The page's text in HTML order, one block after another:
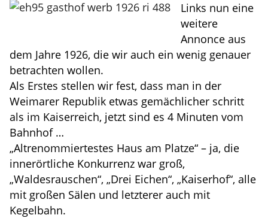
Links nun eine
weitere
Annonce aus
dem Jahre 1926, die wir auch ein wenig genauer
betrachten wollen.
Als Erstes stellen wir fest, dass man in der
Weimarer Republik etwas gemächlicher schritt
als im Kaiserreich, jetzt sind es 4 Minuten vom
Bahnhof …
„Altrenommiertestes Haus am Platze“ – ja, die
innerörtliche Konkurrenz war groß,
„Waldesrauschen“, „Drei Eichen“, „Kaiserhof“, alle
mit großen Sälen und letzterer auch mit
Kegelbahn.